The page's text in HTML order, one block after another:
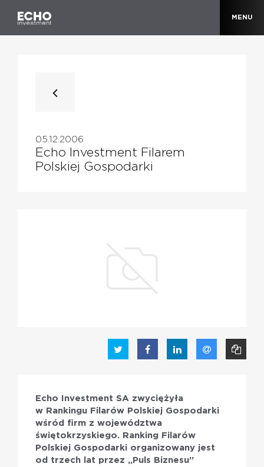
MENU
05.12.2006
Echo Investment Filarem
Polskiej Gospodarki
Echo Investment SA zwyciężyła
w Rankingu Filarów Polskiej Gospodarki
wśród firm z województwa
świętokrzyskiego. Ranking Filarów
Polskiej Gospodarki organizowany jest
od trzech lat przez „Puls Biznesu”